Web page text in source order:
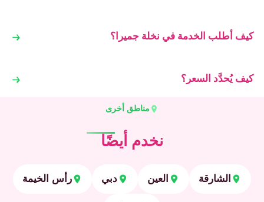
كيف أطلب الخدمة في نخلة جميرا؟
كيف يُحدَّد السعر؟
مناطق أخرى
نخدم أيضًا
الشارقة العين دبي رأس الخيمة